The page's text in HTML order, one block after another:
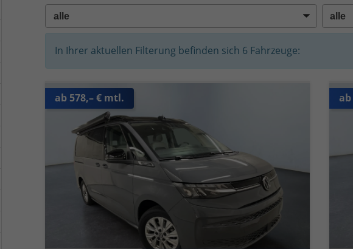
In Ihrer aktuellen Filterung befinden sich 6 Fahrzeuge:
ab 578,– € mtl.